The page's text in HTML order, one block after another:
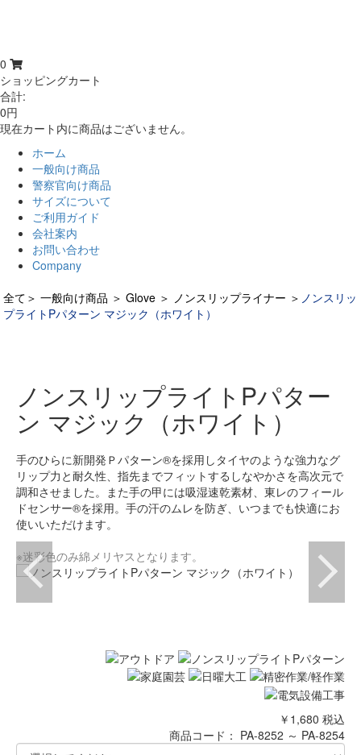
0
ショッピングカート
合計:
0円
現在カート内に商品はございません。
ホーム
一般向け商品
警察官向け商品
サイズについて
ご利用ガイド
会社案内
お問い合わせ
Company
全て ＞ 一般向け商品 ＞ Glove ＞ ノンスリップライナー ＞ ノンスリッ
プライトPパターン マジック（ホワイト）
ノンスリップライトPパター
ン マジック（ホワイト）
手のひらに新開発Ｐパターン®を採用しタイヤのような強力なグ
リップ力と耐久性、指先までフィットするしなやかさを高次元で
調和させました。また手の甲には吸湿速乾素材、東レのフィール
ドセンサー®を採用。手の汗のムレを防ぎ、いつまでも快適にお
使いいただけます。
※迷彩色のみ綿メリヤスとなります。
￥1,680 税込
商品コード： PA-8252 ～ PA-8254